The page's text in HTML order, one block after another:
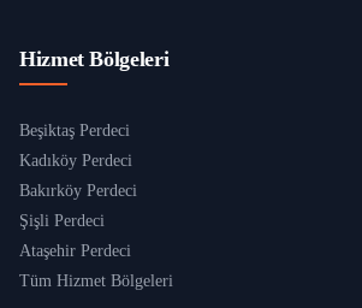
Hizmet Bölgeleri
Beşiktaş Perdeci
Kadıköy Perdeci
Bakırköy Perdeci
Şişli Perdeci
Ataşehir Perdeci
Tüm Hizmet Bölgeleri